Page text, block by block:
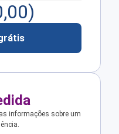
)
informações sobre um